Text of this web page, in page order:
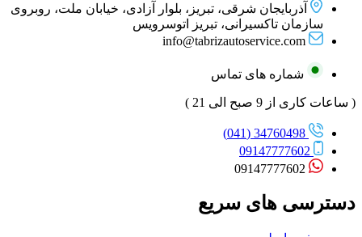
آذربایجان شرقی، تبریز، بلوار آزادی، خیابان ملت، روبروی
سازمان تاکسیرانی، تبریز اتوسرویس
info@tabrizautoservice.com
شماره های تماس
( ساعات کاری از 9 صبح الی 21 )
34760498 (041)
09147777602
09147777602
دسترسی های سریع